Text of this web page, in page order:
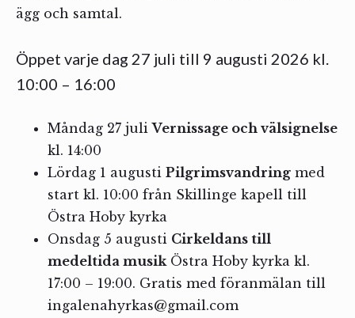
ägg och samtal.
Öppet varje dag 27 juli till 9 augusti 2026 kl.
10:00 – 16:00
Måndag 27 juliVernissage och välsignelse
kl. 14:00
Lördag 1 augusti Pilgrimsvandring med
start kl. 10:00 från Skillinge kapell till
Östra Hoby kyrka
Onsdag 5 augusti Cirkeldans till
medeltida musikÖstra Hoby kyrka kl.
17:00 – 19:00. Gratis med föranmälan till
ingalenahyrkas@gmail.com